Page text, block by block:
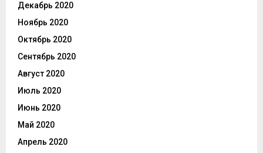
Декабрь 2020
Ноябрь 2020
Октябрь 2020
Сентябрь 2020
Август 2020
Июль 2020
Июнь 2020
Май 2020
Апрель 2020